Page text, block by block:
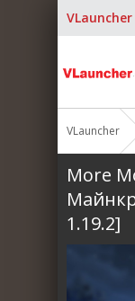
VLauncher
More
1.19.2]